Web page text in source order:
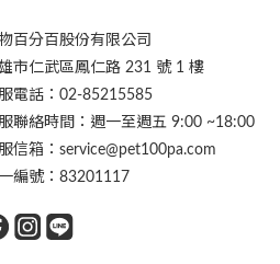
百分百股份有限公司
市仁武區鳳仁路 231 號 1 樓
電話：02-85215585
聯絡時間：週一至週五 9:00 ~18:00
信箱：service@pet100pa.com
編號：83201117